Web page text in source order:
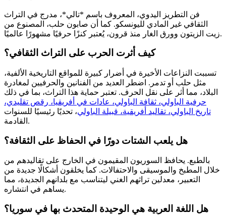
فن التطريز اليدوي، المعروف باسم *تالي*، مدرج في التراث
الثقافي غير المادي لليونسكو. كما أن صابون حلب، المصنوع من
زيت الزيتون وورق الغار منذ قرون، يُعتبر كنزًا حرفيًا مشهورًا عالميًا.
كيف أثرت الحرب على التراث الثقافي؟
تسببت النزاعات الأخيرة في أضرار كبيرة للمواقع التاريخية الألفية،
مثل حلب أو تدمر. اضطر العديد من الفنانين والحرفيين لمغادرة
البلاد، مما أثر على نقل الحرف. تعتبر حماية هذا التراث، بما في ذلك
حرفية الباولي، ثقافة الباولي، عادات في أفريقيا، رقص تقليدي،
تاريخ الباولي، تقاليد أفريقية، قبيلة الباولي، تحديًا رئيسيًا للسنوات
القادمة.
هل يلعب الشتات دورًا في الحفاظ على الثقافة؟
بالطبع. يحافظ السوريون المقيمون في الخارج على تقاليدهم من
خلال المطبخ والموسيقى والاحتفالات. كما يخلقون أشكالًا جديدة من
التعبير، معدلين تراثهم الغني ليتناسب مع بلدانهم الجديدة، مما
يساهم في انتشاره.
هل اللغة العربية هي الوحيدة المتحدث بها في سوريا؟